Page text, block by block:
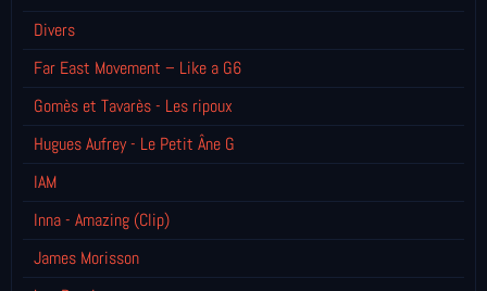
Divers
Far East Movement – Like a G6
Gomès et Tavarès - Les ripoux
Hugues Aufrey - Le Petit Âne G
IAM
Inna - Amazing (Clip)
James Morisson